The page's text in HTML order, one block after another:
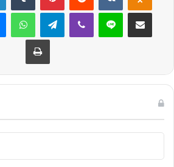
MessengerWhatsAppTelegramViber Line E-Posta ile
Yazdır